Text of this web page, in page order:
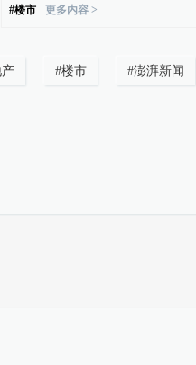
#楼市 更多内容 >
#楼市 #澎湃新闻